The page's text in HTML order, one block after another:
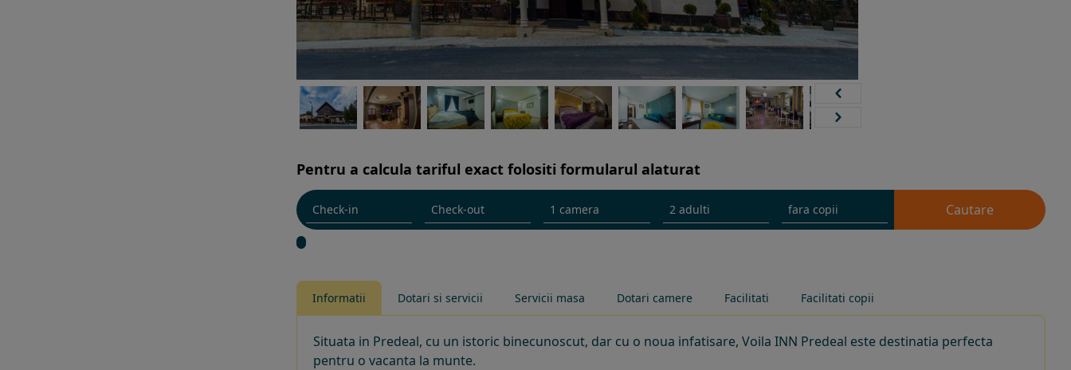
Pentru a calcula tariful exact folositi formularul alaturat
Cautare
Informatii Dotari si servicii Servicii masa Dotari camere Facilitati Facilitati copii
Situata in Predeal, cu un istoric binecunoscut, dar cu o noua infatisare, Voila INN Predeal este destinatia perfecta
pentru o vacanta la munte.